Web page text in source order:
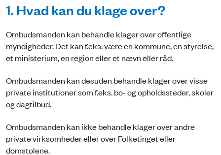
1. Hvad kan du klage over?
Ombudsmanden kan behandle klager over offentlige
myndigheder. Det kan f.eks. være en kommune, en styrelse,
et ministerium, en region eller et nævn eller råd.
Ombudsmanden kan desuden behandle klager over visse
private institutioner som f.eks. bo- og opholdssteder, skoler
og dagtilbud.
Ombudsmanden kan ikke behandle klager over andre
private virksomheder eller over Folketinget eller
domstolene.